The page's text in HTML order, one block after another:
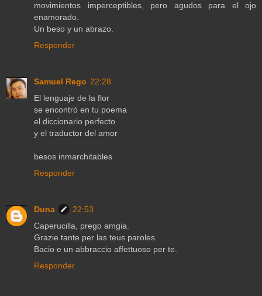
movimientos imperceptibles, pero agudos para el ojo
enamorado.
Un beso y un abrazo.
Responder
Samuel Rego 22:28
El lenguaje de la flor
se encontró en tu poema
el diccionario perfecto
y el traductor del amor
besos inmarchitables
Responder
Duna
22:53
Caperucilla, prego amgia.
Grazie tante per las teus paroles.
Bacio e un abbraccio affettuoso per te.
Responder